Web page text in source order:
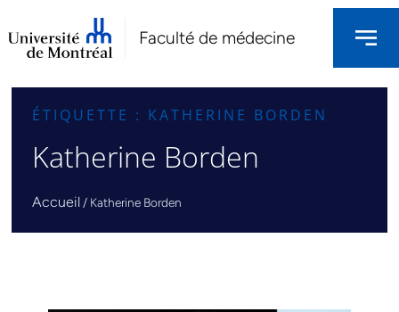
Faculté de médecine
ÉTIQUETTE : KATHERINE BORDEN
Katherine Borden
Accueil / Katherine Borden